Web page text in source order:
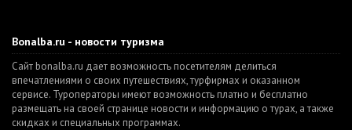
Bonalba.ru - новости туризма
Сайт bonalba.ru дает возможность посетителям делиться
впечатлениями о своих путешествиях, турфирмах и оказанном
сервисе. Туроператоры имеют возможность платно и бесплатно
размещать на своей странице новости и информацию о турах, а также
скидках и специальных программах.